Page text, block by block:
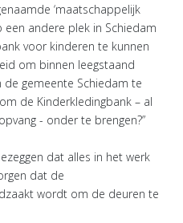
‘maatschappelijk
een andere plek in Schiedam
voor kinderen te kunnen
om binnen leegstaand
gemeente Schiedam te
de Kinderkledingbank – al
- onder te brengen?”
dat alles in het werk
dat de
wordt om de deuren te